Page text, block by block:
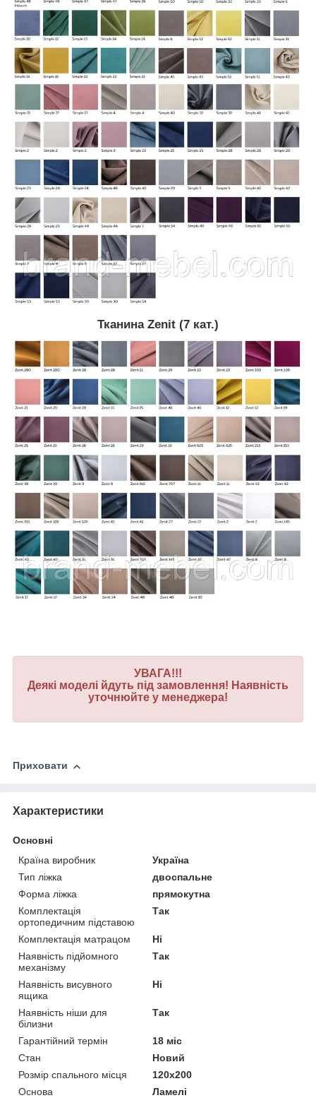
Тканина Zenit (7 кат.)
УВАГА!!!
Деякі моделі йдуть під замовлення! Наявність
уточнюйте у менеджера!
Приховати
Характеристики
Основні
Країна виробник
Україна
Тип ліжка
двоспальне
Форма ліжка
прямокутна
Комплектація
ортопедичним підставою
Так
Комплектація матрацом
Ні
Наявність підйомного
механізму
Так
Наявність висувного
ящика
Ні
Наявність ніши для
білизни
Так
Гарантійний термін
18 міс
Стан
Новий
Розмір спального місця
120х200
Основа
Ламелі